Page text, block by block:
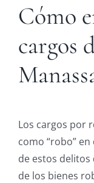
Cómo
cargos
Los cargos por
como “robo” en
de estos
de los bienes